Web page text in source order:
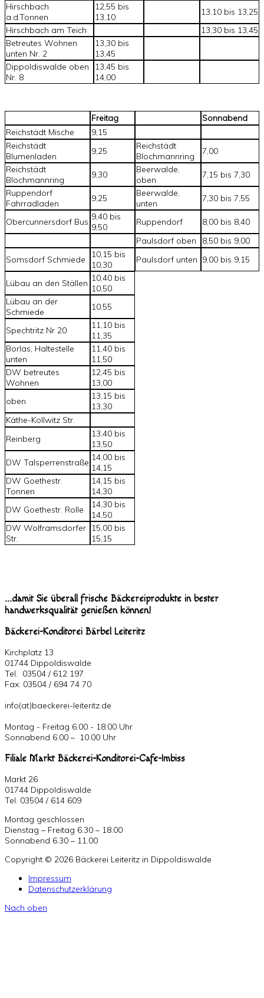
Hirschbach
a.d.Tonnen
12,55 bis
13,10
13,10 bis 13,25
Hirschbach am Teich
13,30 bis 13,45
Betreutes Wohnen
unten Nr. 2
13,30 bis
13,45
Dippoldiswalde oben
Nr. 8
13,45 bis
14,00
Freitag
Sonnabend
Reichstädt Mische
9,15
Reichstädt
Blumenladen
9,25
Reichstädt
Blochmannring
7,00
Reichstädt
Blochmannring
9,30
Beerwalde,
oben
7,15 bis 7,30
Ruppendorf
Fahrradladen
9,25
Beerwalde,
unten
7,30 bis 7,55
Obercunnersdorf Bus 9,40 bis
9,50
Ruppendorf
8,00 bis 8,40
Paulsdorf oben
8,50 bis 9,00
Somsdorf Schmiede
10,15 bis
10,30
Paulsdorf unten 9,00 bis 9,15
Lübau an den Ställen 10,40 bis
10,50
Lübau an der
Schmiede
10,55
Spechtritz Nr 20
11,10 bis
11,35
Borlas, Haltestelle
unten
11,40 bis
11,50
DW betreutes
Wohnen
12,45 bis
13,00
oben
13,15 bis
13,30
Käthe-Kollwitz Str.
Reinberg
13,40 bis
13,50
DW Talsperrenstraße 14,00 bis
14,15
DW Goethestr.
Tonnen
14,15 bis
14,30
DW Goethestr. Rolle
14,30 bis
14,50
DW Wolframsdorfer
Str.
15,00 bis
15,15
...damit Sie überall frische Bäckereiprodukte in bester
handwerksqualität genießen können!
Bäckerei-Konditorei Bärbel Leiteritz
Kirchplatz 13
01744 Dippoldiswalde
Tel. 03504 / 612 197
Fax. 03504 / 694 74 70
info(at)baeckerei-leiteritz.de
Montag - Freitag 6.00 - 18.00 Uhr
Sonnabend 6.00 – 10.00 Uhr
Filiale Markt Bäckerei-Konditorei-Cafe-Imbiss
Markt 26
01744 Dippoldiswalde
Tel. 03504 / 614 609
Montag geschlossen
Dienstag – Freitag 6.30 – 18.00
Sonnabend 6.30 – 11.00
Copyright © 2026 Bäckerei Leiteritz in Dippoldiswalde
Impressum
Datenschutzerklärung
Nach oben